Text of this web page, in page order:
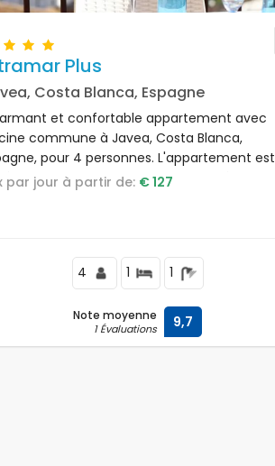
Plus
Costa Blanca, Espagne
et confortable appartement avec
commune à Javea, Costa Blanca,
pour 4 personnes. L'appartement est
dans une zone urbaine de plage, à
par jour à partir de: € 127
4 1 1
Note moyenne
1 Évaluations 9,7